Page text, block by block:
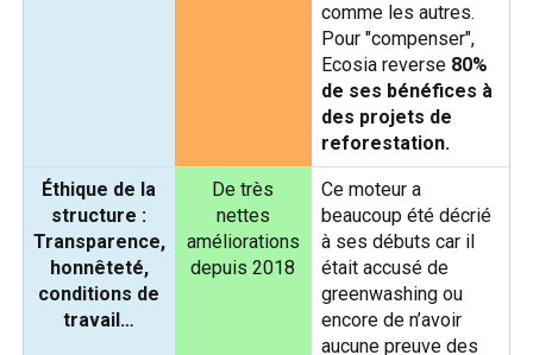
comme les autres.
Pour "compenser",
Ecosia reverse 80%
de ses bénéfices à
des projets de
reforestation.
Éthique de la
structure :
Transparence,
honnêteté,
conditions de
travail…
De très
nettes
améliorations
depuis 2018
Ce moteur a
beaucoup été décrié
à ses débuts car il
était accusé de
greenwashing ou
encore de n’avoir
aucune preuve des